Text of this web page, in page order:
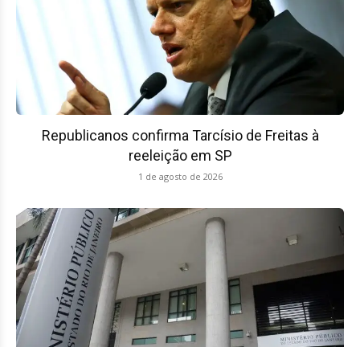
Republicanos confirma Tarcísio de Freitas à
reeleição em SP
1 de agosto de 2026